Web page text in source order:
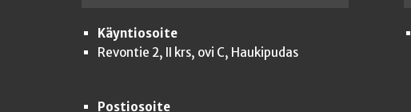
Käyntiosoite
Revontie 2, II krs, ovi C, Haukipudas
Postiosoite